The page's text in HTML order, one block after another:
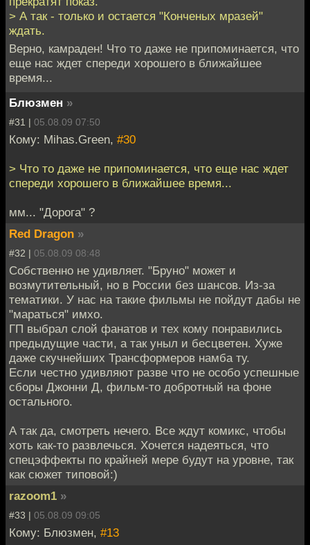
> А так - только и остается "Конченых мразей"
ждать.
Верно, камраден! Что то даже не припоминается, что
еще нас ждет спереди хорошего в ближайшее
время...
Блюзмен »
#31 | 05.08.09 07:50
Кому: Mihas.Green, #30
> Что то даже не припоминается, что еще нас ждет
спереди хорошего в ближайшее время...
мм... "Дорога" ?
Red Dragon »
#32 | 05.08.09 08:48
Собственно не удивляет. "Бруно" может и
возмутительный, но в России без шансов. Из-за
тематики. У нас на такие фильмы не пойдут дабы не
"мараться" имхо.
ГП выбрал слой фанатов и тех кому понравились
предыдущие части, а так уныл и бесцветен. Хуже
даже скучнейших Трансформеров намба ту.
Если честно удивляют разве что не особо успешные
сборы Джонни Д, фильм-то добротный на фоне
остального.
А так да, смотреть нечего. Все ждут комикс, чтобы
хоть как-то развлечься. Хочется надеяться, что
спецэффекты по крайней мере будут на уровне, так
как сюжет типовой:)
razoom1 »
#33 | 05.08.09 09:05
Кому: Блюзмен, #13